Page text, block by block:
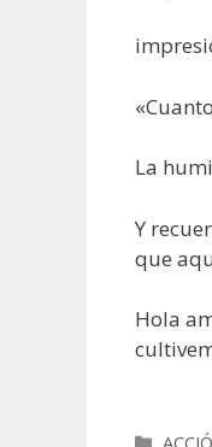
La
Y
que
Hola